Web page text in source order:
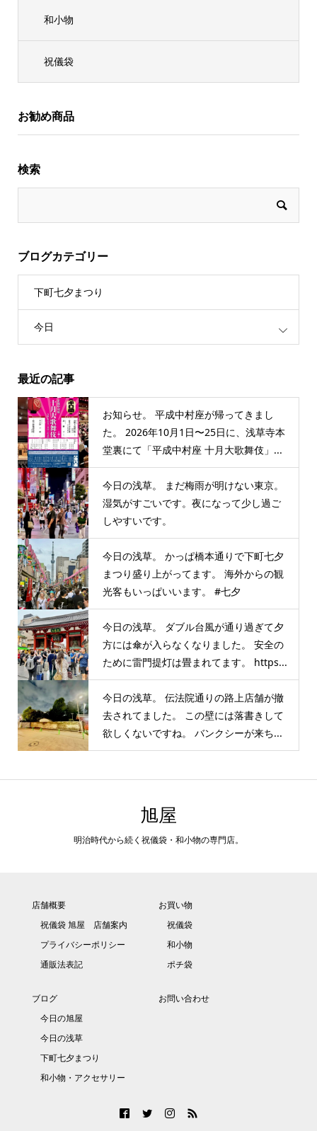
和小物
祝儀袋
お勧め商品
検索
ブログカテゴリー
下町七夕まつり
今日
最近の記事
お知らせ。 平成中村座が帰ってきまし
た。 2026年10月1日〜25日に、浅草寺本
堂裏にて「平成中村座 十月大歌舞伎」...
今日の浅草。 まだ梅雨が明けない東京。
湿気がすごいです。夜になって少し過ご
しやすいです。
今日の浅草。 かっぱ橋本通りで下町七夕
まつり盛り上がってます。 海外からの観
光客もいっぱいいます。 #七夕
今日の浅草。 ダブル台風が通り過ぎて夕
方には傘が入らなくなりました。 安全の
ために雷門提灯は畳まれてます。 https...
今日の浅草。 伝法院通りの路上店舗が撤
去されてました。 この壁には落書きして
欲しくないですね。 バンクシーが来ち...
旭屋
明治時代から続く祝儀袋・和小物の専門店。
店舗概要
祝儀袋 旭屋 店舗案内
プライバシーポリシー
通販法表記
お買い物
祝儀袋
和小物
ポチ袋
ブログ
今日の旭屋
今日の浅草
下町七夕まつり
和小物・アクセサリー
お問い合わせ